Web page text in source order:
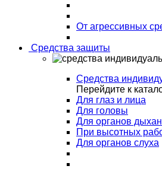
От агрессивных
Средства защиты
Средства
Перейдите к
Для глаз и лица
Для головы
Для органов
При высотных
Для органов слуха